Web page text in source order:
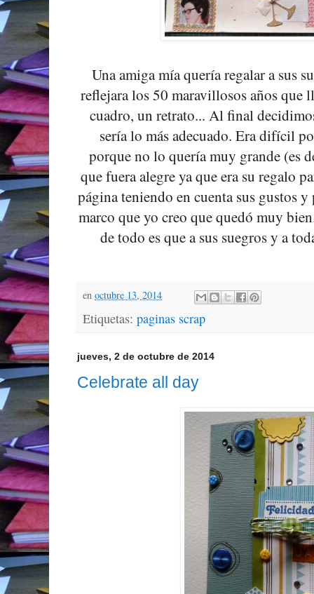
Una amiga mía quería regalar a sus
reflejara los 50 maravillosos años que
cuadro, un retrato... Al final
sería lo más adecuado. Era difícil
porque no lo quería muy grande (es
que fuera alegre ya que era su regalo
página teniendo en cuenta sus gustos
marco que yo creo que quedó muy
de todo es que a sus suegros y a
en octubre 13, 2014
Etiquetas: paginas scrap
jueves, 2 de octubre de 2014
Celebrate all day